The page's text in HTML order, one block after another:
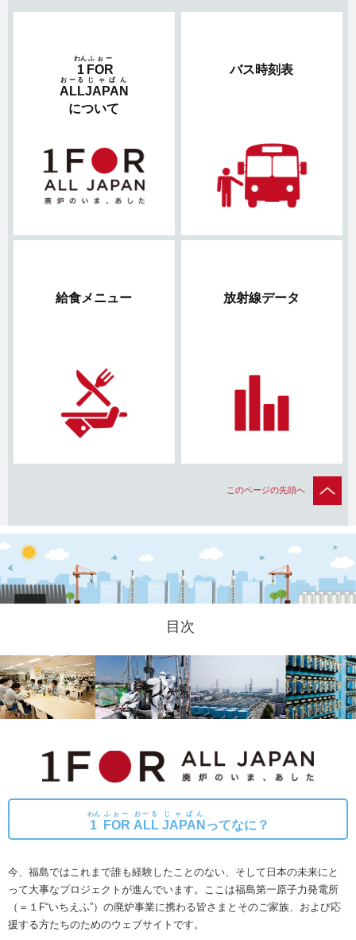
1
わん
FOR
ふぉー
ALL
おーる
JAPAN
じゃぱん
について
バス時刻表
給食メニュー 放射線データ
このページの先頭へ
目次
1
わん
FOR
ふぉー
ALL
おーる
JAPAN
じゃぱん
ってなに？
今、福島ではこれまで誰も経験したことのない、そして日本の未来にと
って大事なプロジェクトが進んでいます。
ここは福島第一原子力発電所
（＝１F“いちえふ”）の廃炉事業に携わる皆さまとそのご家族、および応
援する方たちのためのウェブサイトです。